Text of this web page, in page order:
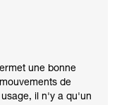
une bonne
de
il n'y a qu'un